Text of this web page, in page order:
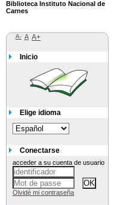
Biblioteca Instituto Nacional de
Carnes
A- A A+
Inicio
Elige idioma
Conectarse
acceder a su cuenta de usuario
Olvidé mi contraseña